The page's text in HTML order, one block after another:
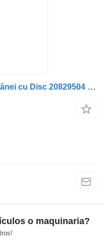
Protecție Împotriva Stropirii Frânei cu Disc 20829504 para Volvo camión
o maquinaria?